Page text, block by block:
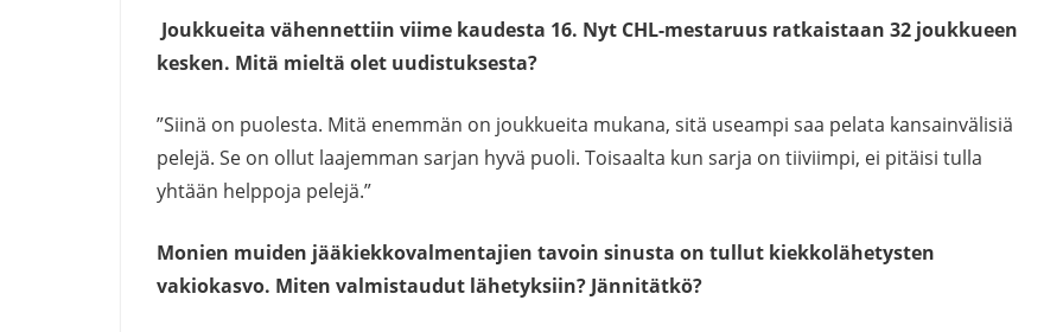
Joukkueita vähennettiin viime kaudesta 16. Nyt CHL-mestaruus ratkaistaan 32 joukkueen
kesken. Mitä mieltä olet uudistuksesta?
”Siinä on puolesta. Mitä enemmän on joukkueita mukana, sitä useampi saa pelata kansainvälisiä
pelejä. Se on ollut laajemman sarjan hyvä puoli. Toisaalta kun sarja on tiiviimpi, ei pitäisi tulla
yhtään helppoja pelejä.”
Monien muiden jääkiekkovalmentajien tavoin sinusta on tullut kiekkolähetysten
vakiokasvo. Miten valmistaudut lähetyksiin? Jännitätkö?